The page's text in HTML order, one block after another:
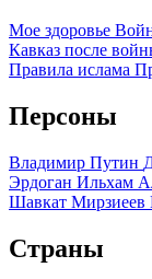
Мое здоровье
Кавказ после
Правила ислама
Персоны
Владимир Путин
Эрдоган Ильхам
Шавкат Мирзиеев
Страны